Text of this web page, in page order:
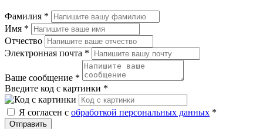
Фамилия *
Имя *
Отчество
Электронная почта *
Ваше сообщение *
Введите код с картинки *
Я согласен с обработкой персональных данных *
Отправить